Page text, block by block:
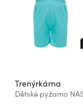
Trenýrkárna